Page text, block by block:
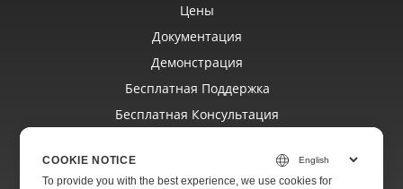
Цены
Документация
Демонстрация
Бесплатная Поддержка
Бесплатная Консультация
Платный Консалтинг
COOKIE NOTICE
To provide you with the best experience, we use cookies for